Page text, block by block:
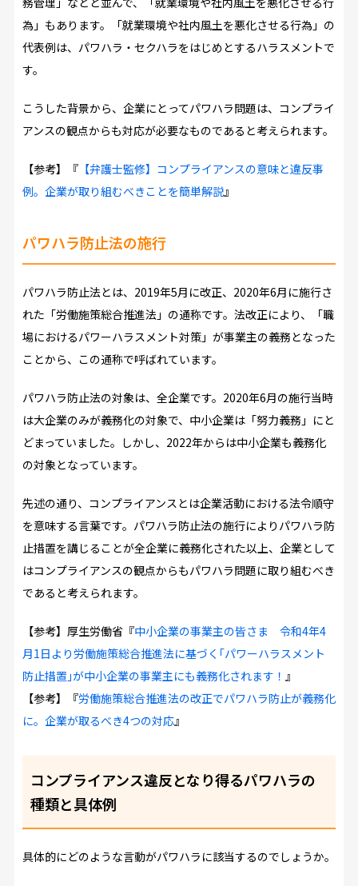
為」もあります。「就業環境や社内風土を悪化させる行為」の
代表例は、パワハラ・セクハラをはじめとするハラスメントで
す。
こうした背景から、企業にとってパワハラ問題は、コンプライ
アンスの観点からも対応が必要なものであると考えられます。
【参考】『【弁護士監修】コンプライアンスの意味と違反事
例。企業が取り組むべきことを簡単解説』
パワハラ防止法の施行
パワハラ防止法とは、2019年5月に改正、2020年6月に施行さ
れた「労働施策総合推進法」の通称です。法改正により、「職
場におけるパワーハラスメント対策」が事業主の義務となった
ことから、この通称で呼ばれています。
パワハラ防止法の対象は、全企業です。2020年6月の施行当時
は大企業のみが義務化の対象で、中小企業は「努力義務」にと
どまっていました。しかし、2022年からは中小企業も義務化
の対象となっています。
先述の通り、コンプライアンスとは企業活動における法令順守
を意味する言葉です。パワハラ防止法の施行によりパワハラ防
止措置を講じることが全企業に義務化された以上、企業として
はコンプライアンスの観点からもパワハラ問題に取り組むべき
であると考えられます。
【参考】厚生労働省『中小企業の事業主の皆さま 令和4年4
月1日より労働施策総合推進法に基づく｢パワーハラスメント
防止措置｣が中小企業の事業主にも義務化されます！ 』
【参考】『労働施策総合推進法の改正でパワハラ防止が義務化
に。企業が取るべき4つの対応』
コンプライアンス違反となり得るパワハラの
種類と具体例
具体的にどのような言動がパワハラに該当するのでしょうか。